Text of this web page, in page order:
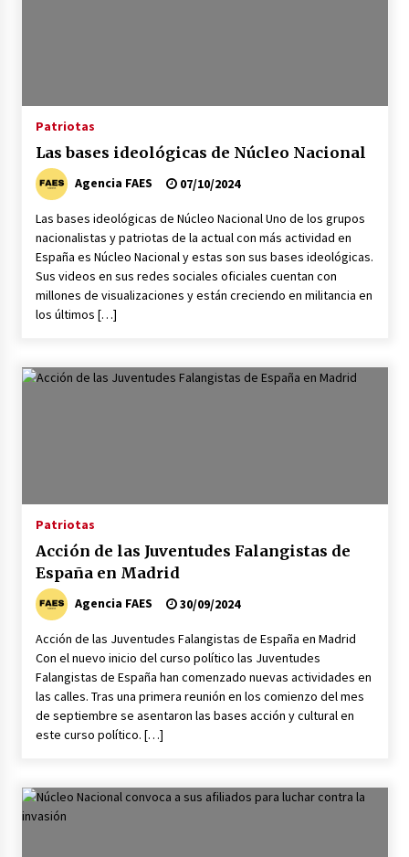
Patriotas
Las bases ideológicas de Núcleo Nacional
Agencia FAES 07/10/2024
Las bases ideológicas de Núcleo Nacional Uno de los grupos
nacionalistas y patriotas de la actual con más actividad en
España es Núcleo Nacional y estas son sus bases ideológicas.
Sus videos en sus redes sociales oficiales cuentan con
millones de visualizaciones y están creciendo en militancia en
los últimos […]
Patriotas
Acción de las Juventudes Falangistas de
España en Madrid
Agencia FAES 30/09/2024
Acción de las Juventudes Falangistas de España en Madrid
Con el nuevo inicio del curso político las Juventudes
Falangistas de España han comenzado nuevas actividades en
las calles. Tras una primera reunión en los comienzo del mes
de septiembre se asentaron las bases acción y cultural en
este curso político. […]